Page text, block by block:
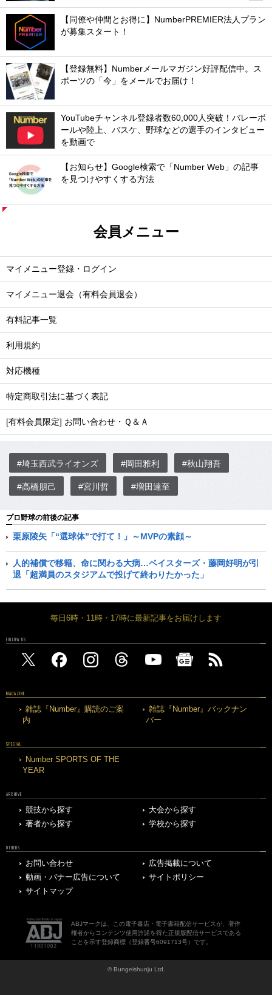
【同僚や仲間とお得に】NumberPREMIER法人プラン
が募集スタート！
【登録無料】Numberメールマガジン好評配信中。ス
ポーツの「今」をメールでお届け！
YouTubeチャンネル登録者数60,000人突破！バレーボ
ールや陸上、バスケ、野球などの選手のインタビュー
を動画で
【お知らせ】Google検索で「Number Web」の記事
を見つけやすくする方法
会員メニュー
マイメニュー登録・ログイン
マイメニュー退会（有料会員退会）
有料記事一覧
利用規約
対応機種
特定商取引法に基づく表記
[有料会員限定] お問い合わせ・Ｑ＆Ａ
#埼玉西武ライオンズ #岡田雅利 #秋山翔吾
#高橋朋己 #宮川哲 #増田達至
プロ野球の前後の記事
栗原陵矢「“選球体”で打て！」～MVPの素顔～
人的補償で移籍、命に関わる大病…ベイスターズ・藤岡好明が引
退「超満員のスタジアムで投げて終わりたかった」
毎日6時・11時・17時に最新記事をお届けします
FOLLOW US
MAGAZINE
雑誌『Number』購読のご案
内
雑誌『Number』バックナン
バー
SPECIAL
Number SPORTS OF THE
YEAR
ARCHIVE
競技から探す
大会から探す
著者から探す
学校から探す
OTHERS
お問い合わせ
広告掲載について
動画・バナー広告について
サイトポリシー
サイトマップ
ABJマークは、この電子書店・電子書籍配信サービスが、著作
権者からコンテンツ使用許諾を得た正規版配信サービスである
ことを示す登録商標（登録番号6091713号）です。
© Bungeishunju Ltd.